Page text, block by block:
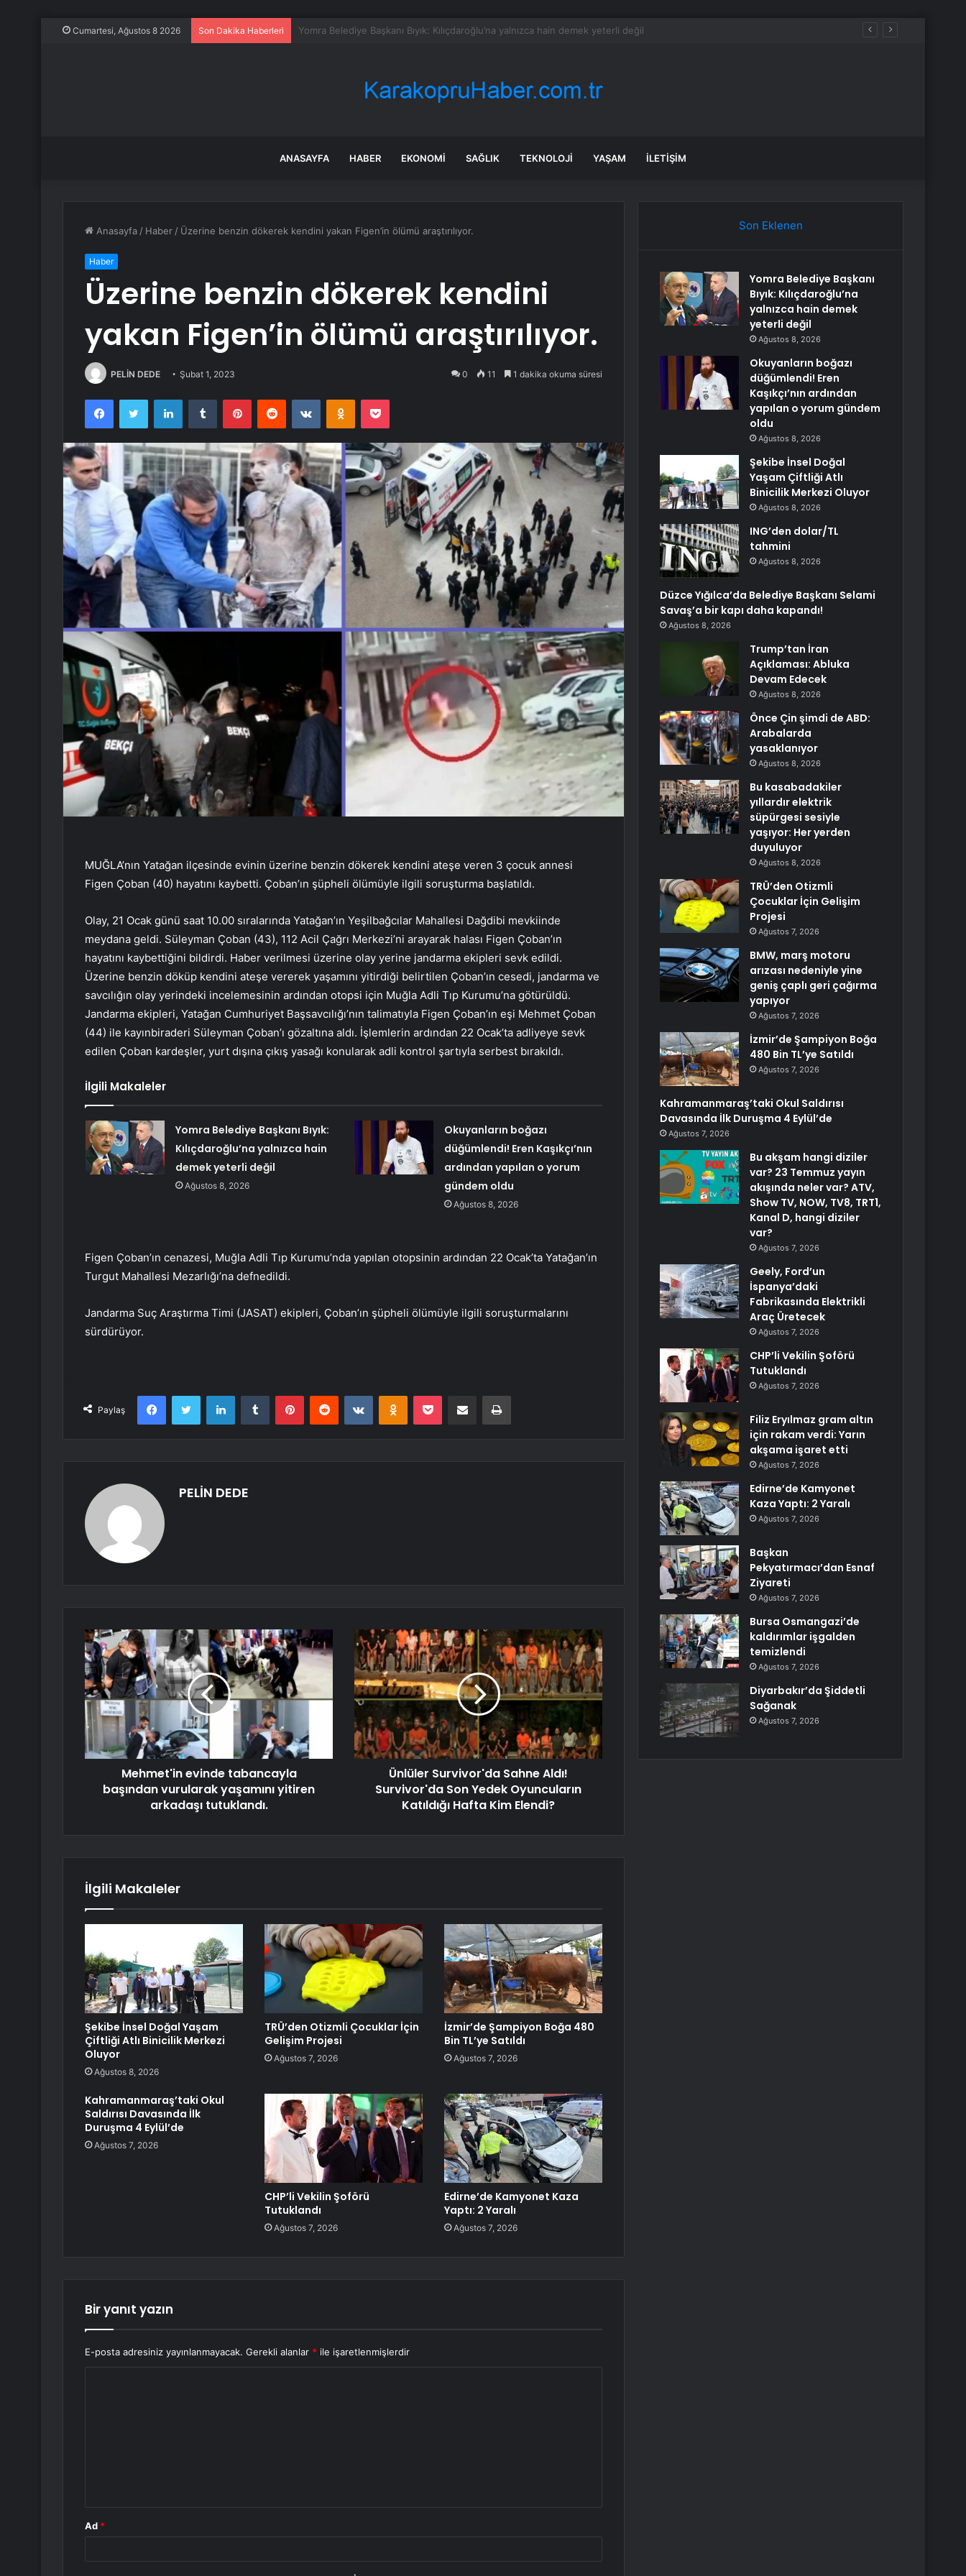
Cumartesi, Ağustos 8 2026 Son Dakika Haberleri Okuyanların boğazı düğümlendi! Eren Kaşıkçı’nın ardından yapılan o yorum gündem oldu
ANASAYFA HABER EKONOMI SAĞLIK TEKNOLOJI YAŞAM İLETIŞIM
Anasayfa / Haber / Üzerine benzin dökerek kendini yakan Figen’in ölümü araştırılıyor.
Haber
Üzerine benzin dökerek kendini
yakan Figen’in ölümü araştırılıyor.
PELİN DEDE Şubat 1, 2023 0 11 1 dakika okuma süresi
FacebookTwitter LinkedInTumblr PinterestReddit VKontakteOdnoklassniki
Pocket
MUĞLA’nın Yatağan ilçesinde evinin üzerine benzin dökerek kendini ateşe veren 3 çocuk annesi
Figen Çoban (40) hayatını kaybetti. Çoban’ın şüpheli ölümüyle ilgili soruşturma başlatıldı.
Olay, 21 Ocak günü saat 10.00 sıralarında Yatağan’ın Yeşilbağcılar Mahallesi Dağdibi mevkiinde
meydana geldi. Süleyman Çoban (43), 112 Acil Çağrı Merkezi’ni arayarak halası Figen Çoban’ın
hayatını kaybettiğini bildirdi. Haber verilmesi üzerine olay yerine jandarma ekipleri sevk edildi.
Üzerine benzin döküp kendini ateşe vererek yaşamını yitirdiği belirtilen Çoban’ın cesedi, jandarma ve
savcılığın olay yerindeki incelemesinin ardından otopsi için Muğla Adli Tıp Kurumu’na götürüldü.
Jandarma ekipleri, Yatağan Cumhuriyet Başsavcılığı’nın talimatıyla Figen Çoban’ın eşi Mehmet Çoban
(44) ile kayınbiraderi Süleyman Çoban’ı gözaltına aldı. İşlemlerin ardından 22 Ocak’ta adliyeye sevk
edilen Çoban kardeşler, yurt dışına çıkış yasağı konularak adli kontrol şartıyla serbest bırakıldı.
İlgili Makaleler
Yomra Belediye Başkanı Bıyık:
Kılıçdaroğlu’na yalnızca hain
demek yeterli değil
Ağustos 8, 2026
Okuyanların boğazı
düğümlendi! Eren Kaşıkçı’nın
ardından yapılan o yorum
gündem oldu
Ağustos 8, 2026
Figen Çoban’ın cenazesi, Muğla Adli Tıp Kurumu’nda yapılan otopsinin ardından 22 Ocak’ta Yatağan’ın
Turgut Mahallesi Mezarlığı’na defnedildi.
Jandarma Suç Araştırma Timi (JASAT) ekipleri, Çoban’ın şüpheli ölümüyle ilgili soruşturmalarını
sürdürüyor.
Paylaş
FacebookTwitter LinkedInTumblr PinterestReddit VKontakteOdnoklassniki
Pocket E-Posta ile paylaş Yazdır
PELİN DEDE
Mehmet'in evinde tabancayla
başından vurularak yaşamını yitiren
arkadaşı tutuklandı.
Ünlüler Survivor'da Sahne Aldı!
Survivor'da Son Yedek Oyuncuların
Katıldığı Hafta Kim Elendi?
İlgili Makaleler
Şekibe İnsel Doğal Yaşam
Çiftliği Atlı Binicilik Merkezi
Oluyor
Ağustos 8, 2026
TRÜ’den Otizmli Çocuklar İçin
Gelişim Projesi
Ağustos 7, 2026
İzmir’de Şampiyon Boğa 480
Bin TL’ye Satıldı
Ağustos 7, 2026
Kahramanmaraş’taki Okul
Saldırısı Davasında İlk
Duruşma 4 Eylül’de
Ağustos 7, 2026
CHP’li Vekilin Şoförü
Tutuklandı
Ağustos 7, 2026
Edirne’de Kamyonet Kaza
Yaptı: 2 Yaralı
Ağustos 7, 2026
Bir yanıt yazın
E-posta adresiniz yayınlanmayacak. Gerekli alanlar * ile işaretlenmişlerdir
Ad *
Son Eklenen
Yomra Belediye Başkanı
Bıyık: Kılıçdaroğlu’na
yalnızca hain demek
yeterli değil
Ağustos 8, 2026
Okuyanların boğazı
düğümlendi! Eren
Kaşıkçı’nın ardından
yapılan o yorum gündem
oldu
Ağustos 8, 2026
Şekibe İnsel Doğal
Yaşam Çiftliği Atlı
Binicilik Merkezi Oluyor
Ağustos 8, 2026
ING’den dolar/TL
tahmini
Ağustos 8, 2026
Düzce Yığılca’da Belediye Başkanı Selami
Savaş’a bir kapı daha kapandı!
Ağustos 8, 2026
Trump’tan İran
Açıklaması: Abluka
Devam Edecek
Ağustos 8, 2026
Önce Çin şimdi de ABD:
Arabalarda
yasaklanıyor
Ağustos 8, 2026
Bu kasabadakiler
yıllardır elektrik
süpürgesi sesiyle
yaşıyor: Her yerden
duyuluyor
Ağustos 8, 2026
TRÜ’den Otizmli
Çocuklar İçin Gelişim
Projesi
Ağustos 7, 2026
BMW, marş motoru
arızası nedeniyle yine
geniş çaplı geri çağırma
yapıyor
Ağustos 7, 2026
İzmir’de Şampiyon Boğa
480 Bin TL’ye Satıldı
Ağustos 7, 2026
Kahramanmaraş’taki Okul Saldırısı
Davasında İlk Duruşma 4 Eylül’de
Ağustos 7, 2026
Bu akşam hangi diziler
var? 23 Temmuz yayın
akışında neler var? ATV,
Show TV, NOW, TV8, TRT1,
Kanal D, hangi diziler
var?
Ağustos 7, 2026
Geely, Ford’un
İspanya’daki
Fabrikasında Elektrikli
Araç Üretecek
Ağustos 7, 2026
CHP’li Vekilin Şoförü
Tutuklandı
Ağustos 7, 2026
Filiz Eryılmaz gram altın
için rakam verdi: Yarın
akşama işaret etti
Ağustos 7, 2026
Edirne’de Kamyonet
Kaza Yaptı: 2 Yaralı
Ağustos 7, 2026
Başkan
Pekyatırmacı’dan Esnaf
Ziyareti
Ağustos 7, 2026
Bursa Osmangazi’de
kaldırımlar işgalden
temizlendi
Ağustos 7, 2026
Diyarbakır’da Şiddetli
Sağanak
Ağustos 7, 2026